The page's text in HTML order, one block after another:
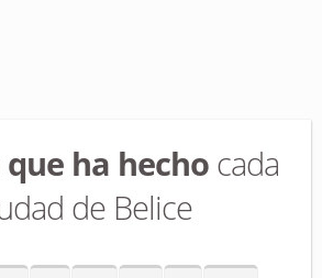
ha hecho cada
de Belice